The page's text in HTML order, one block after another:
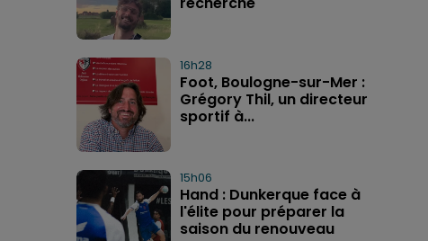
16h28
Foot, Boulogne-sur-Mer :
Grégory Thil, un directeur
sportif à...
15h06
Hand : Dunkerque face à
l'élite pour préparer la
saison du renouveau